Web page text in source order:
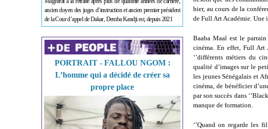
ancien doyen des juges d’instruction et ancien premier président
de la Cour d’appel de Dakar, Demba Kandji est, depuis 2021
PORTRAIT - FALLOU NGOM :
L’homme qui a décidé de créer sa
propre place
hier, au cours de la
de Full Art Académie.
Baaba Maal est le
cinéma. En effet, Full Art
‘’différents métiers du
qualité d’images sur le
les jeunes Sénégalais et
cinéma, de bénéficier
par son succès dans
manque de formation.
‘’Quand on regarde les